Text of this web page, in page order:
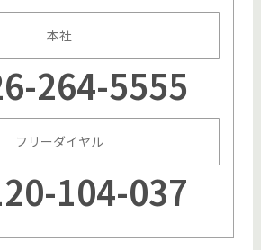
本社
264-5555
フリーダイヤル
104-037